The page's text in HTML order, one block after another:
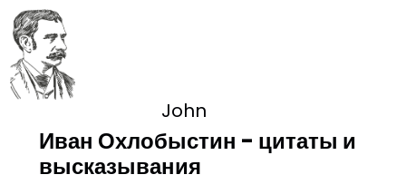
John
Иван Охлобыстин - цитаты и
высказывания